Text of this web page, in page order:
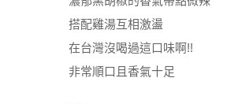
搭配雞湯互相激盪
在台灣沒喝過這口味啊!!
非常順口且香氣十足